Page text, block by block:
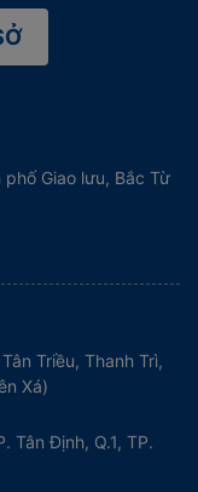
Giao lưu, Bắc Từ
Triều, Thanh Trì,
Xá)
Tân Định, Q.1, TP.